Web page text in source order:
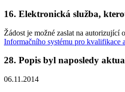
16. Elektronická služba,
Žádost je možné zaslat na autorizující
Informačního systému pro kvalifikace
28. Popis byl naposledy
06.11.2014